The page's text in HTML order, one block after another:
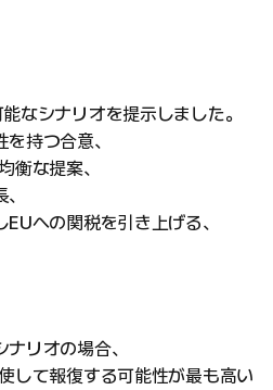
なシナリオを提示しました。
持つ合意、
衡な提案、
への関税を引き上げる、
リオの場合、
して報復する可能性が最も高い